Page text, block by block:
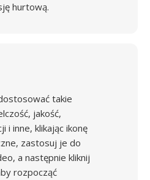
hurtową.
takie
jakość,
i inne, klikając ikonę
zastosuj je do
a następnie kliknij
rozpocząć